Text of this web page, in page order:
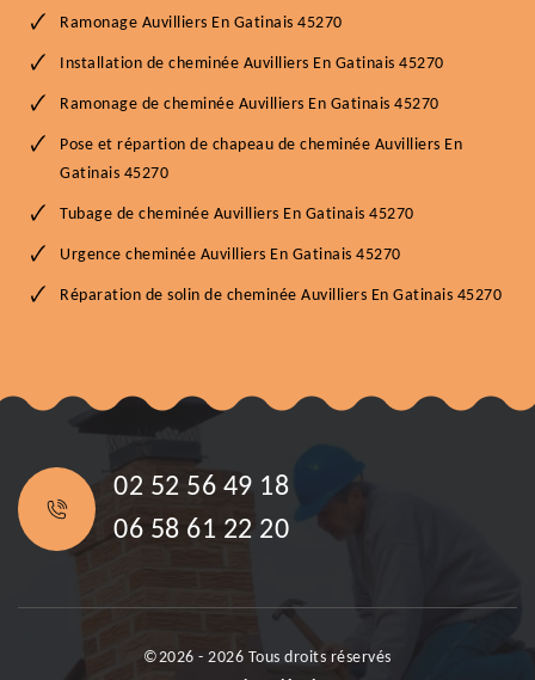
Ramonage Auvilliers En Gatinais 45270
Installation de cheminée Auvilliers En Gatinais 45270
Ramonage de cheminée Auvilliers En Gatinais 45270
Pose et répartion de chapeau de cheminée Auvilliers En
Gatinais 45270
Tubage de cheminée Auvilliers En Gatinais 45270
Urgence cheminée Auvilliers En Gatinais 45270
Réparation de solin de cheminée Auvilliers En Gatinais 45270
02 52 56 49 18
06 58 61 22 20
©2026 - 2026 Tous droits réservés